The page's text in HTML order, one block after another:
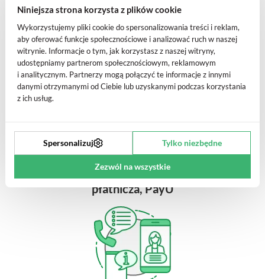
Umawiasz się na tele‑konsultację
Opłacasz usługę - PayPal
płatnicza, PayU
Niniejsza strona korzysta z plików cookie
Wykorzystujemy pliki cookie do spersonalizowania treści i reklam,
aby oferować funkcje społecznościowe i analizować ruch w naszej
witrynie. Informacje o tym, jak korzystasz z naszej witryny,
udostępniamy partnerom społecznościowym, reklamowym
i analitycznym. Partnerzy mogą połączyć te informacje z innymi
danymi otrzymanymi od Ciebie lub uzyskanymi podczas korzystania
z ich usług.
Spersonalizuj Tylko niezbędne
Zezwól na wszystkie